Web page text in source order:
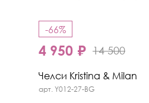
-66%
4 950 ₽ 14 500
Челси Kristina & Milan
арт. Y012-27-BG